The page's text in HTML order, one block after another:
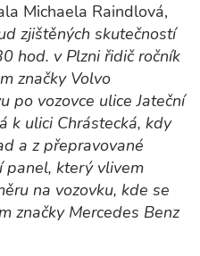
Michaela Raindlová,
zjištěných skutečností
hod. v Plzni řidič ročník
značky Volvo
po vozovce ulice Jateční
k ulici Chrástecká, kdy
a z přepravované
panel, který vlivem
na vozovku, kde se
značky Mercedes Benz